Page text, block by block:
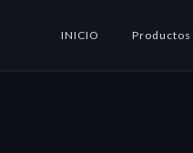
INICIO Productos